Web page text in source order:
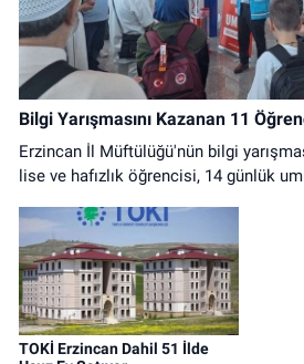
Bilgi Yarışmasını Kazanan 11
Erzincan İl Müftülüğü'nün bilgi
lise ve hafızlık öğrencisi, 14 günlük
TOKİ Erzincan Dahil 51 İlde